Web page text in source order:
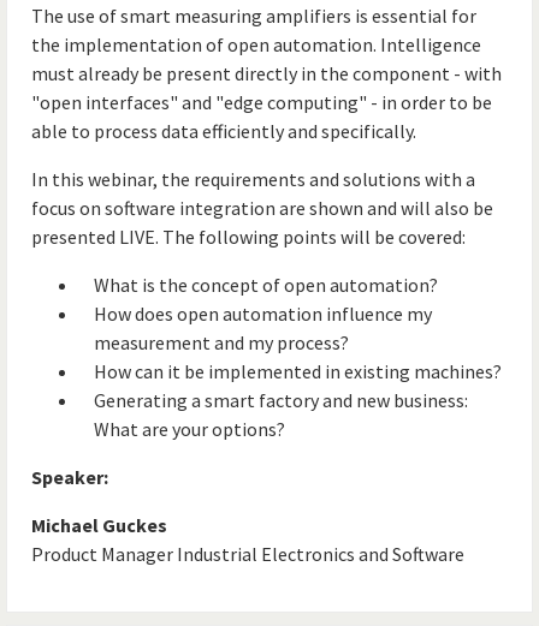
The use of smart measuring amplifiers is essential for
the implementation of open automation. Intelligence
must already be present directly in the component - with
"open interfaces" and "edge computing" - in order to be
able to process data efficiently and specifically.
In this webinar, the requirements and solutions with a
focus on software integration are shown and will also be
presented LIVE. The following points will be covered:
What is the concept of open automation?
How does open automation influence my
measurement and my process?
How can it be implemented in existing machines?
Generating a smart factory and new business:
What are your options?
Speaker:
Michael Guckes
Product Manager Industrial Electronics and Software